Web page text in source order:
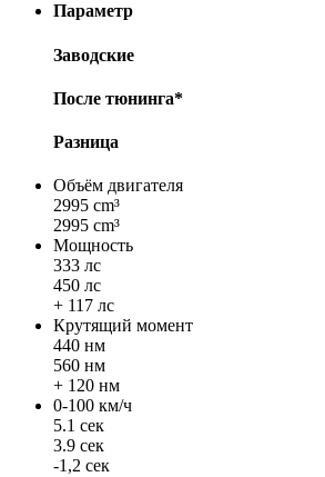
Параметр
Заводские
После тюнинга*
Разница
Объём двигателя
2995 cm³
2995 cm³
Мощность
333 лс
450 лс
+ 117 лс
Крутящий момент
440 нм
560 нм
+ 120 нм
0-100 км/ч
5.1 сек
3.9 сек
-1,2 сек